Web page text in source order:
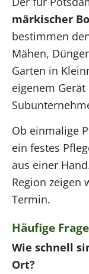
märkischer
bestimmen
Mähen,
Garten in
eigenem
Ob einmalige
ein festes
aus einer
Region zeigen
Termin.
Häufige
Wie schnell
Ort?